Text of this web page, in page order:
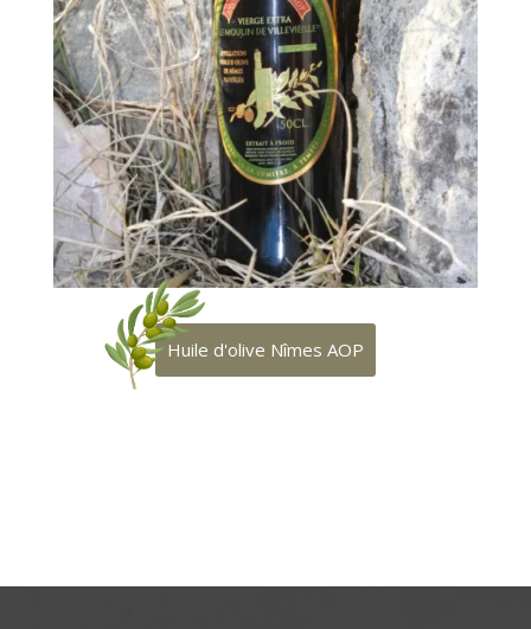
Huile d'olive Nîmes AOP